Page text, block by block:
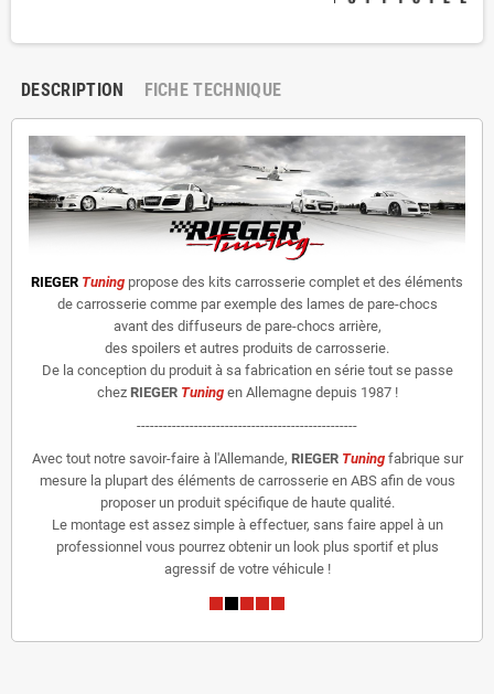
DESCRIPTION FICHE TECHNIQUE
RIEGER Tuning propose des kits carrosserie complet et des éléments
de carrosserie comme par exemple des lames de pare-chocs
avant des diffuseurs de pare-chocs arrière,
des spoilers et autres produits de carrosserie.
De la conception du produit à sa fabrication en série tout se passe
chez RIEGER Tuningen Allemagne depuis 1987 !
--------------------------------------------------
Avec tout notre savoir-faire à l'Allemande, RIEGER Tuning fabrique sur
mesure la plupart des éléments de carrosserie en ABS afin de vous
proposer un produit spécifique de haute qualité.
Le montage est assez simple à effectuer, sans faire appel à un
professionnel vous pourrez obtenir un look plus sportif et plus
agressif de votre véhicule !